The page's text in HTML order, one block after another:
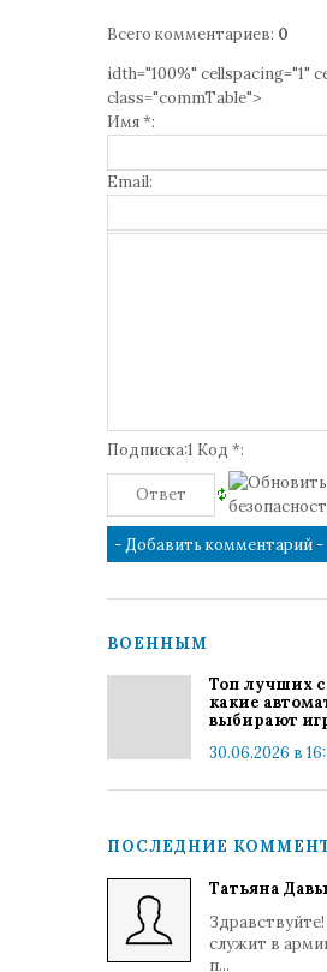
Всего комментариев: 0
idth="100%" cellspacing="1"
class="commTable">
Имя *:
Email:
Подписка:1 Код *:
ВОЕННЫМ
Топ лучших
какие
выбирают
30.06.2026 в
ПОСЛЕДНИЕ
Татьяна
служит в
п...